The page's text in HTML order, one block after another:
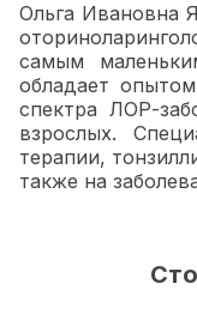
Ольга Ивановна
самым
обладает
спектра ЛОР-
взрослых.
терапии,
также на